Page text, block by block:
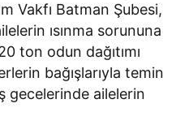
Vakfı Batman Şubesi,
ısınma sorununa
ton odun dağıtımı
bağışlarıyla temin
gecelerinde ailelerin